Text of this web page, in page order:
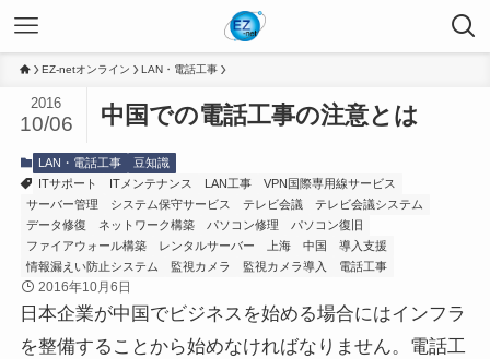
EZ-netオンライン LAN・電話工事
中国での電話工事の注意とは
2016
10/06
LAN・電話工事
豆知識
ITサポート
ITメンテナンス LAN工事
VPN国際専用線サービス
サーバー管理
システム保守サービス テレビ会議
テレビ会議システム
データ修復
ネットワーク構築 パソコン修理
パソコン復旧
ファイアウォール構築
レンタルサーバー 上海 中国
導入支援
情報漏えい防止システム
監視カメラ 監視カメラ導入 電話工事
2016年10月6日
日本企業が中国でビジネスを始める場合にはインフラ
を整備することから始めなければなりません。電話工